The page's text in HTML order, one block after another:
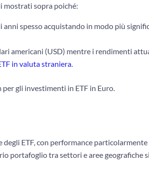
mostrati sopra poiché:
spesso acquistando in modo più
americani (USD) mentre i rendimenti
in valuta straniera.
gli investimenti in ETF in Euro.
ETF, con performance
portafoglio tra settori e aree geografiche